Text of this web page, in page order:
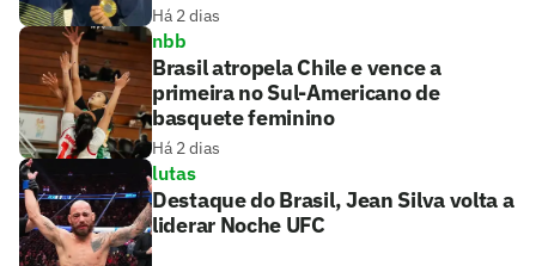
Há 2 dias
nbb
Brasil atropela Chile e vence a
primeira no Sul-Americano de
basquete feminino
Há 2 dias
lutas
Destaque do Brasil, Jean Silva volta a
liderar Noche UFC